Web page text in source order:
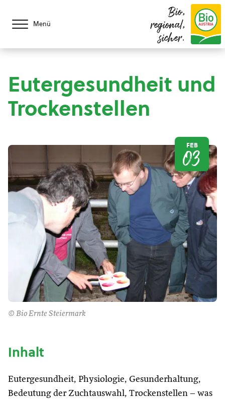
Menü
Bio,
regional,
sicher.
Eutergesundheit und
Trockenstellen
© Bio Ernte Steiermark
FEB
03
Inhalt
Eutergesundheit, Physiologie, Gesunderhaltung,
Bedeutung der Zuchtauswahl, Trockenstellen – was